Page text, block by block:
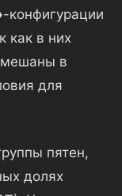
-конфигурации
как в них
в
для
пятен,
долях